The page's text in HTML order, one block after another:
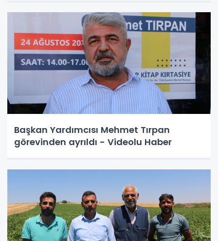
Başkan Yardımcısı Mehmet Tırpan
görevinden ayrıldı - Videolu Haber